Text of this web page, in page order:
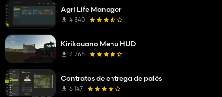
Agri Life Manager
4 340
Kirikouano Menu HUD
2 266
Contratos de entrega de palés
6 147